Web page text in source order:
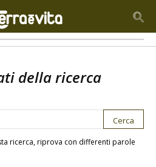
della ricerca
ricerca, riprova con differenti parole